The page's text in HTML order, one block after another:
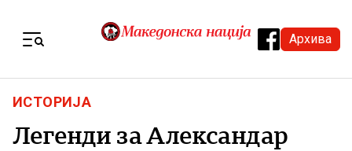
Архива
ИСТОРИЈА
Легенди за Александар